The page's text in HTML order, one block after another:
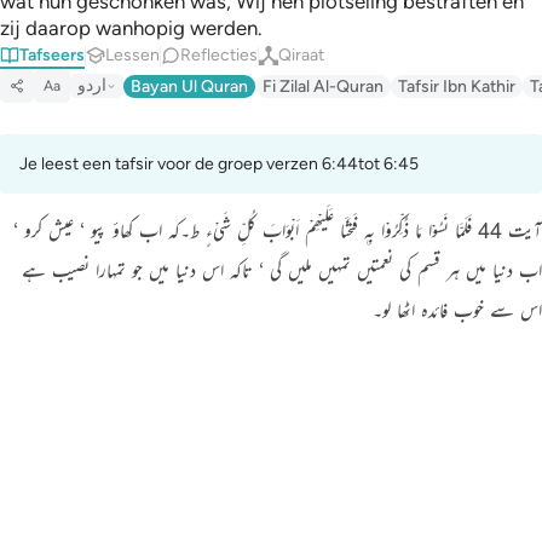
zij daarop wanhopig werden.
Tafseers Lessen Reflecties Qiraat
Aa اردو Bayan Ul Quran Fi Zilal Al-Quran Tafsir Ibn Kathir
Je leest een tafsir voor de groep verzen 6:44tot 6:45
آیت 44 فَلَمَّا نَسُوْا مَا ذُکِّرُوْا بِہٖ فَتَحْنَا عَلَیْھِمْ اَبْوَابَ کُلِّ شَیْءٍ ط۔کہ اب کھاؤ پیو ‘ عیش کرو ‘
اب دنیا میں ہر قسم کی نعمتیں تمہیں ملیں گی ‘ تاکہ اس دنیا میں جو تمہارا نصیب ہے
اس سے خوب فائدہ اٹھا لو۔